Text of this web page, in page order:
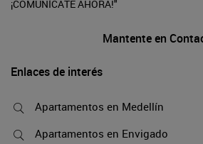
¡COMUNÍCATE AHORA!"
Mantente en
Enlaces de interés
Apartamentos en Medellín
Apartamentos en Envigado